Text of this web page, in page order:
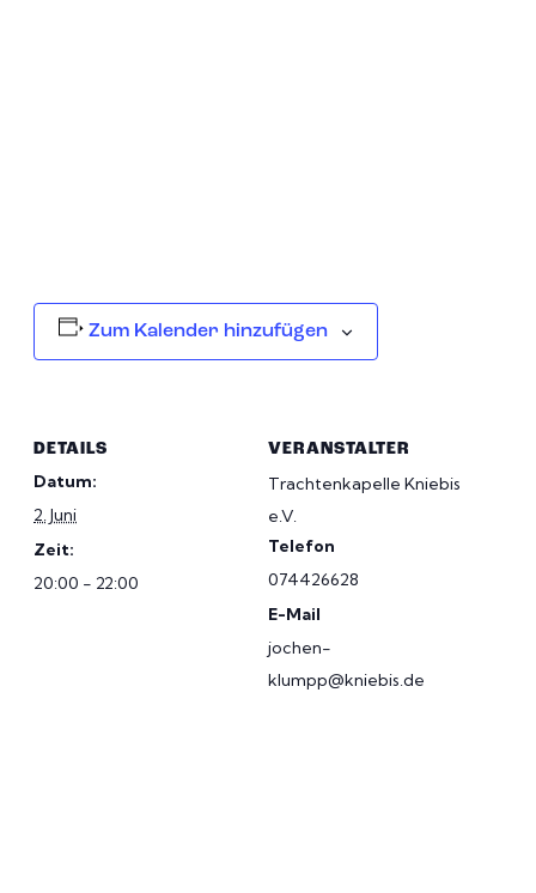
Zum Kalender hinzufügen
DETAILS
Datum:
2. Juni
Zeit:
20:00 - 22:00
VERANSTALTER
Trachtenkapelle Kniebis
e.V.
Telefon
074426628
E-Mail
jochen-
klumpp@kniebis.de